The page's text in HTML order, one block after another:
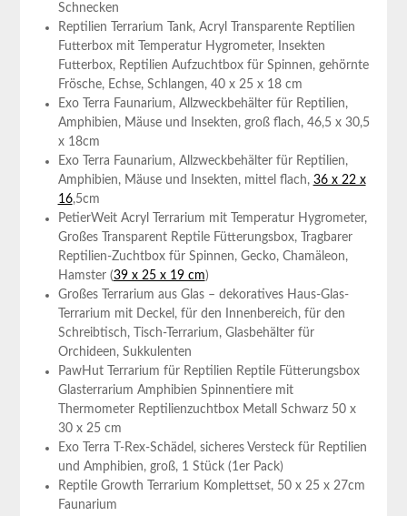
Schnecken
Reptilien Terrarium Tank, Acryl Transparente Reptilien
Futterbox mit Temperatur ⁣Hygrometer, Insekten⁢
Futterbox, Reptilien Aufzuchtbox‍ für⁤ Spinnen, gehörnte
Frösche, Echse, Schlangen,⁢ 40 x 25 x 18 cm
Exo Terra Faunarium, Allzweckbehälter für Reptilien,
Amphibien, ⁣Mäuse und Insekten, groß flach, 46,5 x 30,5
x 18cm
Exo Terra Faunarium, Allzweckbehälter für ⁢Reptilien,
Amphibien, Mäuse und ​Insekten, mittel flach, 36 x 22 x
16,5cm
PetierWeit Acryl Terrarium mit Temperatur Hygrometer,⁣
Großes Transparent Reptile Fütterungsbox, Tragbarer
Reptilien-Zuchtbox für Spinnen, Gecko, Chamäleon,
Hamster (39 x 25 x 19 cm)
Großes ​Terrarium aus Glas ‍– dekoratives​ Haus-Glas-
Terrarium mit ⁣Deckel, für den‌ Innenbereich, für den
Schreibtisch, Tisch-Terrarium,‌ Glasbehälter ‍für
Orchideen, Sukkulenten
PawHut Terrarium für Reptilien Reptile Fütterungsbox
Glasterrarium Amphibien Spinnentiere mit
Thermometer Reptilienzuchtbox Metall ⁣Schwarz 50 x
30 x 25 cm
Exo Terra T-Rex-Schädel, sicheres Versteck für Reptilien
und⁣ Amphibien, groß, 1 Stück (1er Pack)
Reptile Growth Terrarium Komplettset, 50 x⁤ 25 x 27cm
Faunarium